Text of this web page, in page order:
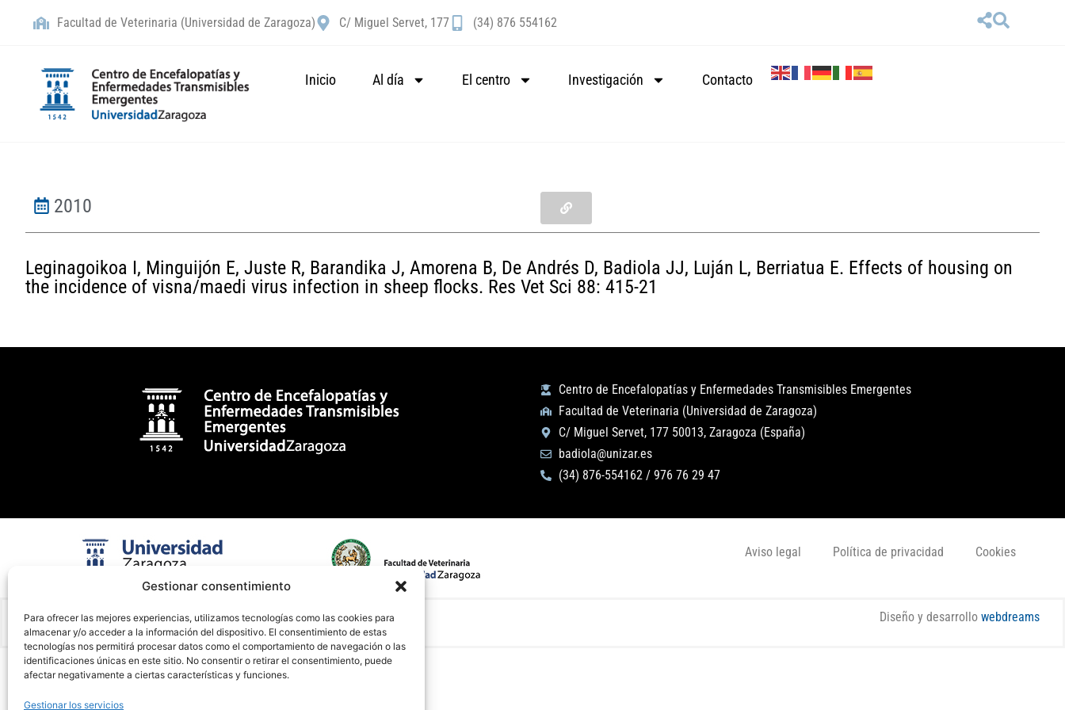
Gestionar consentimiento
Para ofrecer las mejores experiencias, utilizamos tecnologías como las cookies para
almacenar y/o acceder a la información del dispositivo. El consentimiento de estas
tecnologías nos permitirá procesar datos como el comportamiento de navegación o las
identificaciones únicas en este sitio. No consentir o retirar el consentimiento, puede
afectar negativamente a ciertas características y funciones.
Gestionar los servicios
Facultad de Veterinaria (Universidad de Zaragoza) C/ Miguel Servet, 177 (34) 876 554162
Inicio Al día El centro Investigación Contacto
2010
Leginagoikoa I, Minguijón E, Juste R, Barandika J, Amorena B, De Andrés D, Badiola JJ, Luján L, Berriatua E. Effects of housing on
the incidence of visna/maedi virus infection in sheep flocks. Res Vet Sci 88: 415-21
Centro de Encefalopatías y Enfermedades Transmisibles Emergentes
Facultad de Veterinaria (Universidad de Zaragoza)
C/ Miguel Servet, 177 50013, Zaragoza (España)
badiola@unizar.es
(34) 876-554162 / 976 76 29 47
Aviso legal Política de privacidad Cookies
Diseño y desarrollo webdreams